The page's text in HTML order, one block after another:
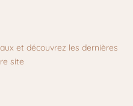
et découvrez les dernières
site